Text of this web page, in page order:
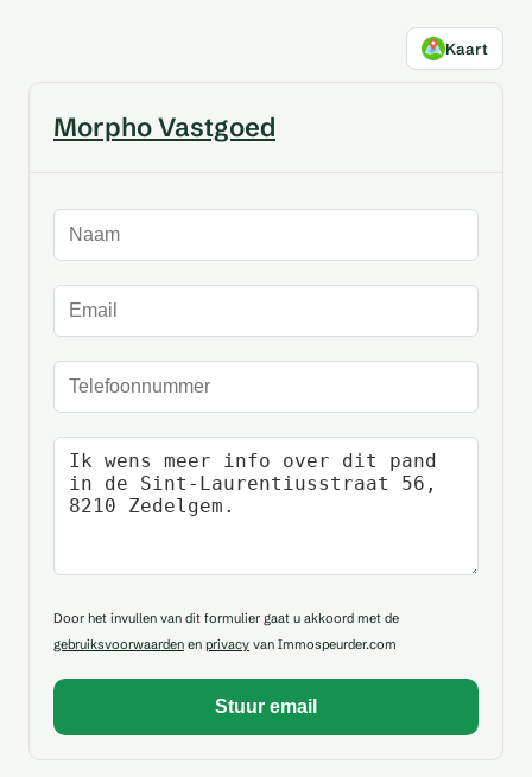
Kaart
Morpho Vastgoed
Naam
E-mailadres
Telefoonnummer
Uw bericht
Door het invullen van dit formulier gaat u akkoord met de
gebruiksvoorwaarden en privacy van Immospeurder.com